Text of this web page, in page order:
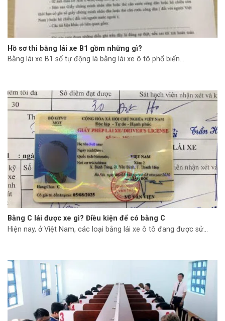
Hồ sơ thi bằng lái xe B1 gồm những gì?
Bằng lái xe B1 số tự động là bằng lái xe ô tô phổ biến...
Bằng C lái được xe gì? Điều kiện để có bằng C
Hiện nay, ở Việt Nam, các loại bằng lái xe ô tô đang được sử...